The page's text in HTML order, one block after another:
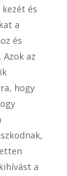
és
a
és
az
hogy
a